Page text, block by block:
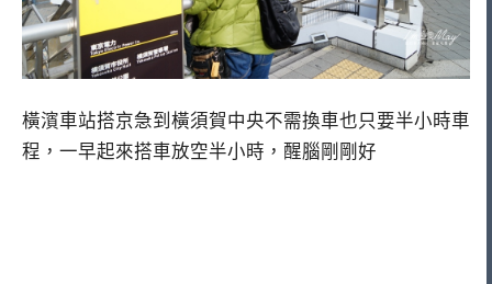
橫濱車站搭京急到橫須賀中央不需換車也只要半小時車
程，一早起來搭車放空半小時，醒腦剛剛好